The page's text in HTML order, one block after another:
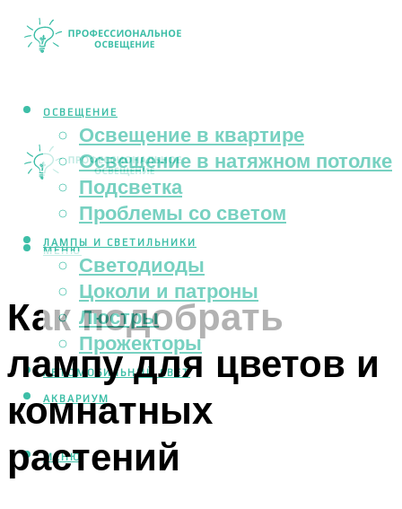
ОСВЕЩЕНИЕ
Освещение в квартире
Освещение в натяжном потолке
Подсветка
Проблемы со светом
ЛАМПЫ И СВЕТИЛЬНИКИ
Светодиоды
Цоколи и патроны
Люстры
Прожекторы
АВТОМОБИЛЬНЫЙ СВЕТ
АКВАРИУМ
МЕНЮ
МЕНЮ
Как подобрать
лампу для цветов и
комнатных
растений